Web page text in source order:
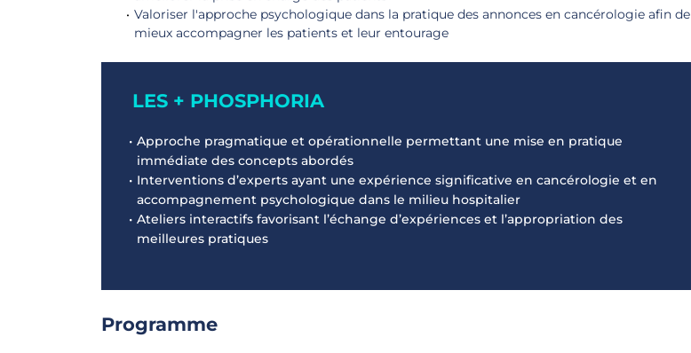
Valoriser l'approche psychologique dans la pratique des annonces en cancérologie afin de
mieux accompagner les patients et leur entourage
LES + PHOSPHORIA
Approche pragmatique et opérationnelle permettant une mise en pratique
immédiate des concepts abordés
Interventions d’experts ayant une expérience significative en cancérologie et en
accompagnement psychologique dans le milieu hospitalier
Ateliers interactifs favorisant l’échange d’expériences et l’appropriation des
meilleures pratiques
Programme